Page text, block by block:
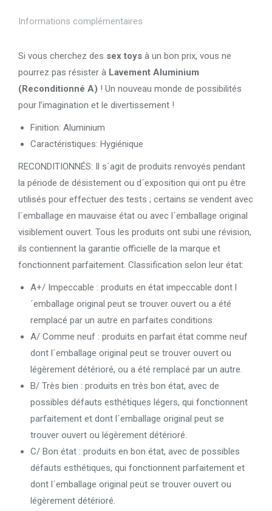
Informations complémentaires
Si vous cherchez des sex toys à un bon prix, vous ne
pourrez pas résister à Lavement Aluminium
(Reconditionné A) ! Un nouveau monde de possibilités
pour l’imagination et le divertissement !
Finition: Aluminium
Caractéristiques: Hygiénique
RECONDITIONNÉS: Il s´agit de produits renvoyés pendant
la période de désistement ou d´exposition qui ont pu être
utilisés pour effectuer des tests ; certains se vendent avec
l´emballage en mauvaise état ou avec l´emballage original
visiblement ouvert. Tous les produits ont subi une révision,
ils contiennent la garantie officielle de la marque et
fonctionnent parfaitement. Classification selon leur état:
A+/ Impeccable : produits en état impeccable dont l
´emballage original peut se trouver ouvert ou a été
remplacé par un autre en parfaites conditions.
A/ Comme neuf : produits en parfait état comme neuf
dont l´emballage original peut se trouver ouvert ou
légèrement détérioré, ou a été remplacé par un autre.
B/ Très bien : produits en très bon état, avec de
possibles défauts esthétiques légers, qui fonctionnent
parfaitement et dont l´emballage original peut se
trouver ouvert ou légèrement détérioré.
C/ Bon état : produits en bon état, avec de possibles
défauts esthétiques, qui fonctionnent parfaitement et
dont l´emballage original peut se trouver ouvert ou
légèrement détérioré.